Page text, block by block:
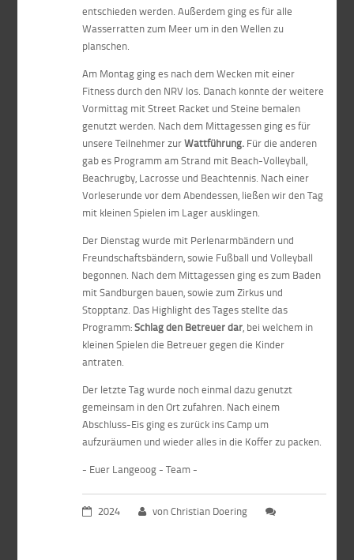
entschieden werden. Außerdem ging es für alle
Wasserratten zum Meer um in den Wellen zu
planschen.
Am Montag ging es nach dem Wecken mit einer
Fitness durch den NRV los. Danach konnte der weitere
Vormittag mit Street Racket und Steine bemalen
genutzt werden. Nach dem Mittagessen ging es für
unsere Teilnehmer zurWattführung. Für die anderen
gab es Programm am Strand mit Beach-Volleyball,
Beachrugby, Lacrosse und Beachtennis. Nach einer
Vorleserunde vor dem Abendessen, ließen wir den Tag
mit kleinen Spielen im Lager ausklingen.
Der Dienstag wurde mit Perlenarmbändern und
Freundschaftsbändern, sowie Fußball und Volleyball
begonnen. Nach dem Mittagessen ging es zum Baden
mit Sandburgen bauen, sowie zum Zirkus und
Stopptanz. Das Highlight des Tages stellte das
Programm:Schlag den Betreuer dar, bei welchem in
kleinen Spielen die Betreuer gegen die Kinder
antraten.
Der letzte Tag wurde noch einmal dazu genutzt
gemeinsam in den Ort zufahren. Nach einem
Abschluss-Eis ging es zurück ins Camp um
aufzuräumen und wieder alles in die Koffer zu packen.
- Euer Langeoog - Team -
2024 von Christian Doering